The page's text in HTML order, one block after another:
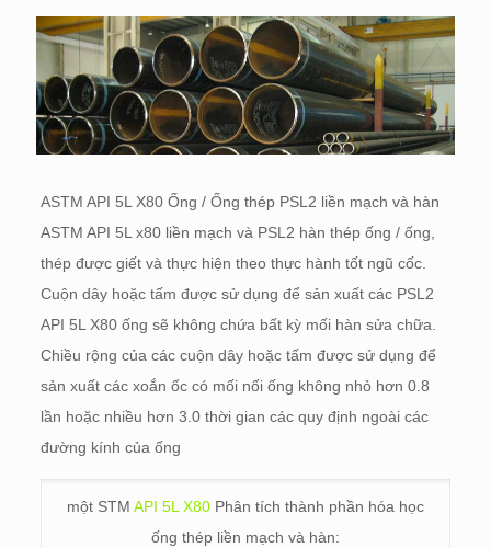
ASTM API 5L X80 Ống / Ống thép PSL2 liền mạch và hàn
ASTM API 5L x80 liền mạch và PSL2 hàn thép ống / ống,
thép được giết và thực hiện theo thực hành tốt ngũ cốc.
Cuộn dây hoặc tấm được sử dụng để sản xuất các PSL2
API 5L X80 ống sẽ không chứa bất kỳ mối hàn sửa chữa.
Chiều rộng của các cuộn dây hoặc tấm được sử dụng để
sản xuất các xoắn ốc có mối nối ống không nhỏ hơn 0.8
lần hoặc nhiều hơn 3.0 thời gian các quy định ngoài các
đường kính của ống
một STM API 5L X80Phân tích thành phần hóa học
ống thép liền mạch và hàn: